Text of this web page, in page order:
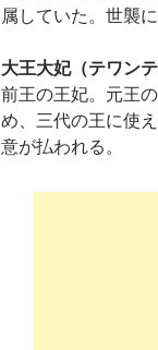
属していた。世襲
大王大妃（テワン
前王の王妃。元王
め、三代の王に使
意が払われる。